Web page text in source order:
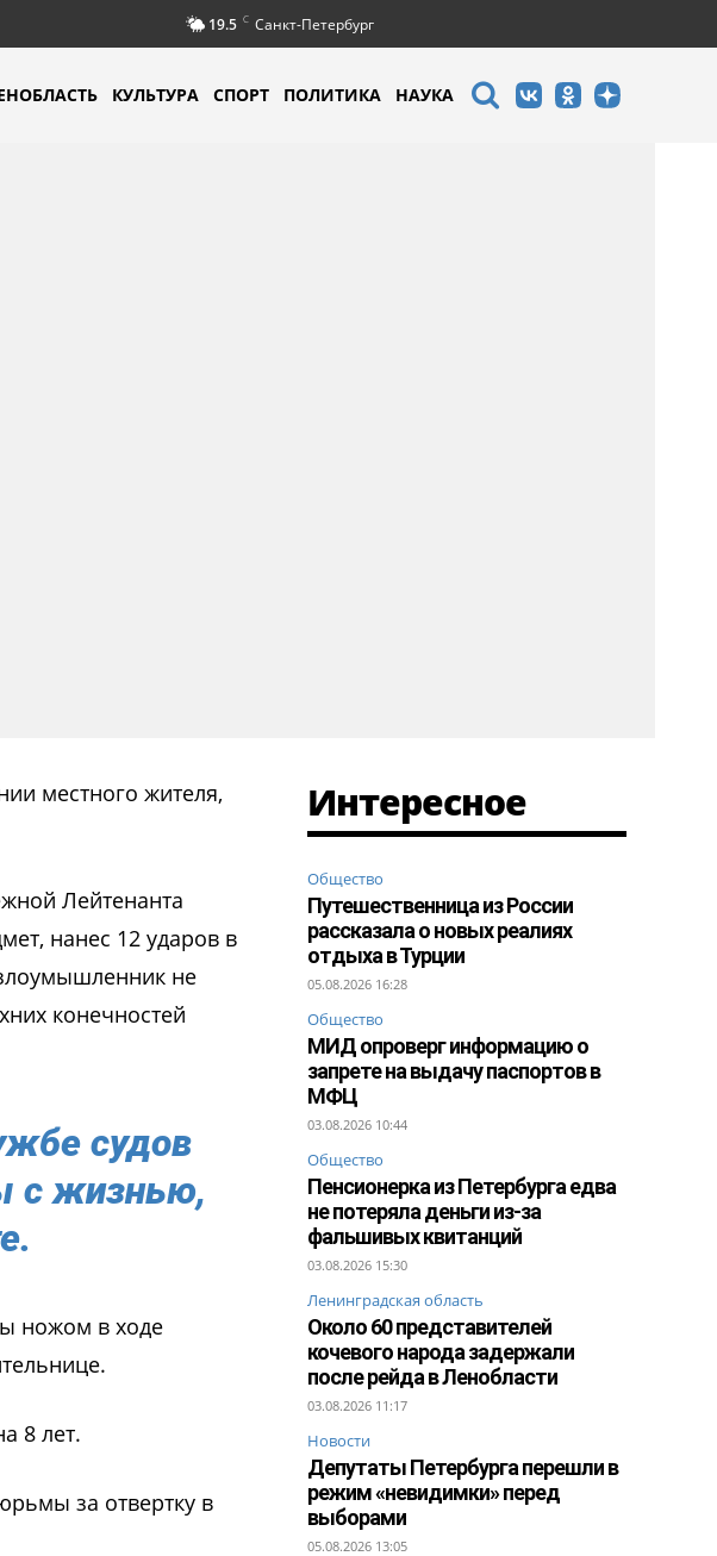
19.5 C Санкт-Петербург
КУЛЬТУРА СПОРТ ПОЛИТИКА НАУКА
местного жителя,
Лейтенанта
нанес 12 ударов в
не
конечностей
судов
с жизнью,
ножом в ходе
8 лет.
за отвертку в
Интересное
Общество
Путешественница из России
рассказала о новых реалиях
отдыха в Турции
05.08.2026 16:28
Общество
МИД опроверг информацию о
запрете на выдачу паспортов в
МФЦ
03.08.2026 10:44
Общество
Пенсионерка из Петербурга едва
не потеряла деньги из-за
фальшивых квитанций
03.08.2026 15:30
Ленинградская область
Около 60 представителей
кочевого народа задержали
после рейда в Ленобласти
03.08.2026 11:17
Новости
Депутаты Петербурга перешли в
режим «невидимки» перед
выборами
05.08.2026 13:05